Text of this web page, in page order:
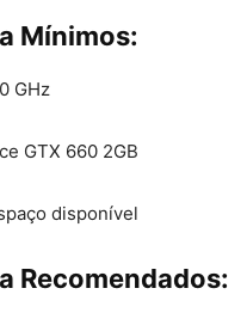
Mínimos:
GHz
GTX 660 2GB
disponível
Recomendados: